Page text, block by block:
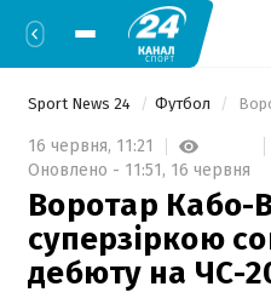
Sport News 24 Футбол
16 червня, 11:21
Оновлено - 11:51, 16 червня
Воротар Кабо-
суперзіркою
дебюту на ЧС-